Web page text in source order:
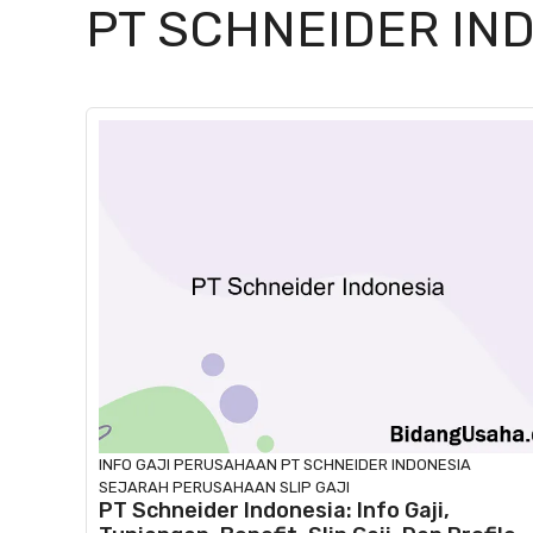
PT SCHNEIDER
INFO GAJI PERUSAHAAN PT SCHNEIDER INDONESIA
SEJARAH PERUSAHAAN SLIP GAJI
PT Schneider Indonesia: Info Gaji,